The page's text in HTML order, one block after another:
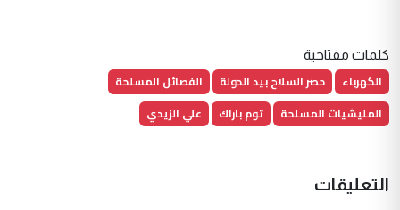
كلمات مفتاحية
الكهرباء حصر السلاح بيد الدولة
الفصائل المسلحة
المليشيات المسلحة
توم باراك علي الزيدي
التعليقات